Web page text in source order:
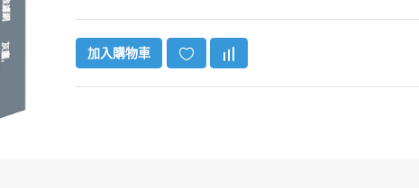
加入購物車